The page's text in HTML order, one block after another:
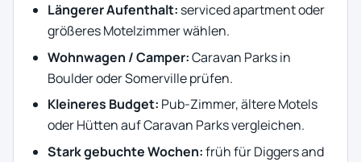
Längerer Aufenthalt: serviced apartment oder
größeres Motelzimmer wählen.
Wohnwagen / Camper:Caravan Parks in
Boulder oder Somerville prüfen.
Kleineres Budget: Pub-Zimmer, ältere Motels
oder Hütten auf Caravan Parks vergleichen.
Stark gebuchte Wochen:früh für Diggers and